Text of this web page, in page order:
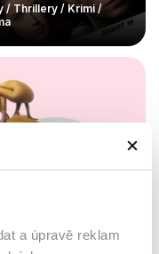
a úpravě reklam
/ Thrillery / Krimi /